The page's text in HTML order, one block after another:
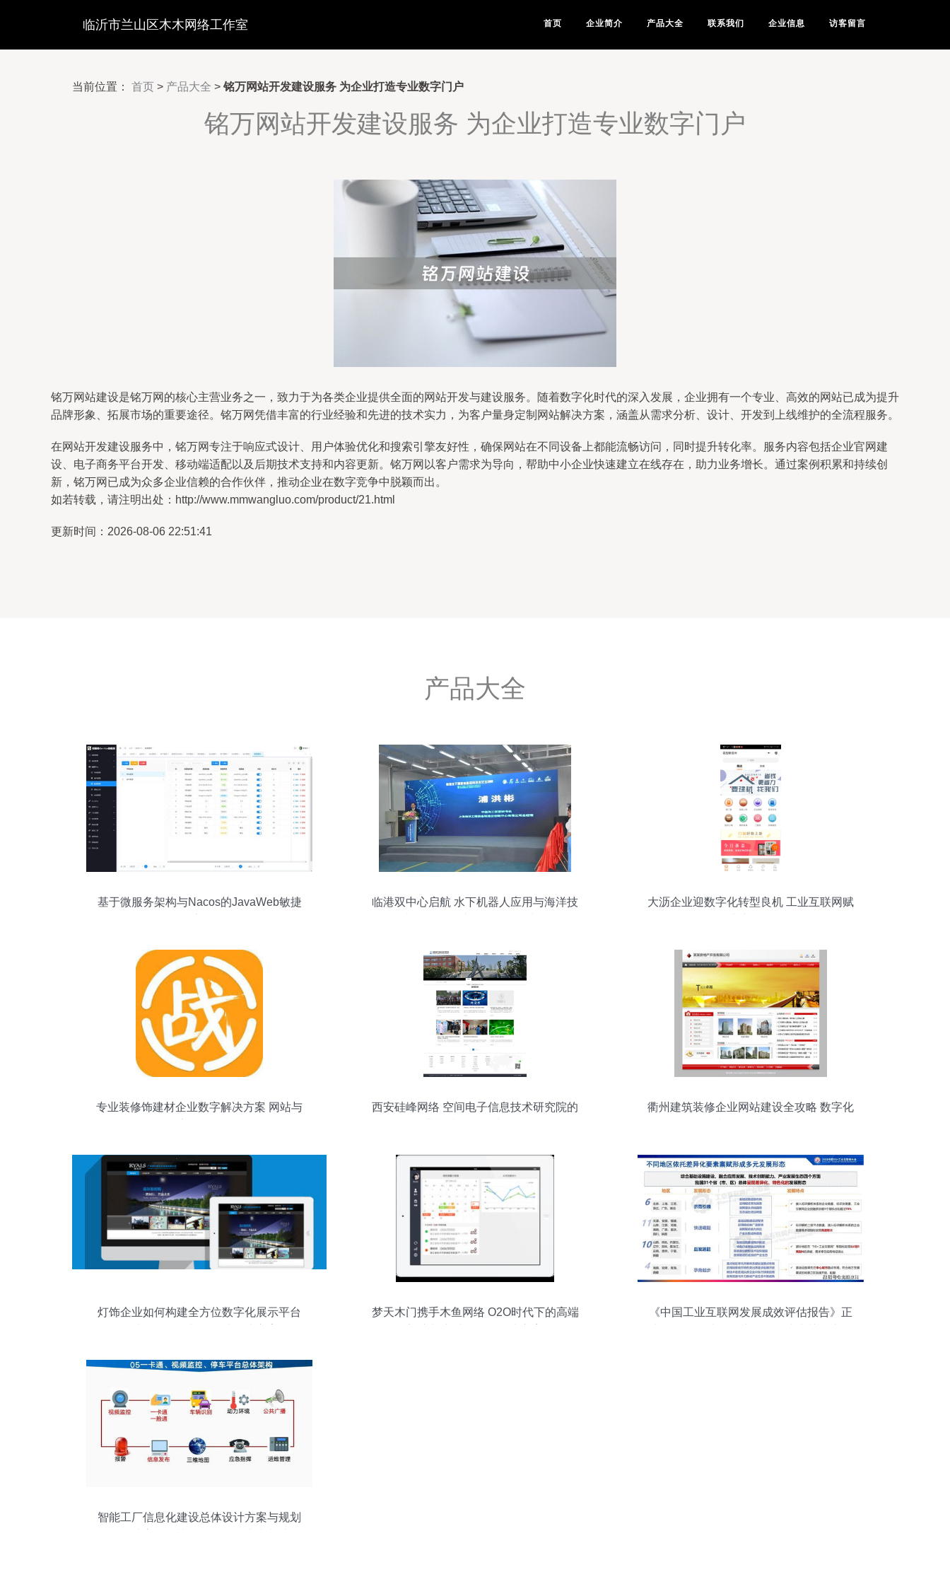
临沂市兰山区木木网络工作室 首页 企业简介 产品大全 联系我们 企业信息 访客留言
当前位置： 首页 > 产品大全 > 铭万网站开发建设服务 为企业打造专业数字门户
铭万网站开发建设服务 为企业打造专业数字门户
铭万网站建设是铭万网的核心主营业务之一，致力于为各类企业提供全面的网站开发与建设服务。随着数字化时代的深入发展，企业拥有一个专业、高效的网站已成为提升
品牌形象、拓展市场的重要途径。铭万网凭借丰富的行业经验和先进的技术实力，为客户量身定制网站解决方案，涵盖从需求分析、设计、开发到上线维护的全流程服务。
在网站开发建设服务中，铭万网专注于响应式设计、用户体验优化和搜索引擎友好性，确保网站在不同设备上都能流畅访问，同时提升转化率。服务内容包括企业官网建
设、电子商务平台开发、移动端适配以及后期技术支持和内容更新。铭万网以客户需求为导向，帮助中小企业快速建立在线存在，助力业务增长。通过案例积累和持续创
新，铭万网已成为众多企业信赖的合作伙伴，推动企业在数字竞争中脱颖而出。
如若转载，请注明出处：http://www.mmwangluo.com/product/21.html
更新时间：2026-08-06 22:51:41
产品大全
基于微服务架构与Nacos的JavaWeb敏捷
临港双中心启航 水下机器人应用与海洋技
大沥企业迎数字化转型良机 工业互联网赋
专业装修饰建材企业数字解决方案 网站与
西安硅峰网络 空间电子信息技术研究院的
衢州建筑装修企业网站建设全攻略 数字化
灯饰企业如何构建全方位数字化展示平台
梦天木门携手木鱼网络 O2O时代下的高端
《中国工业互联网发展成效评估报告》正
智能工厂信息化建设总体设计方案与规划